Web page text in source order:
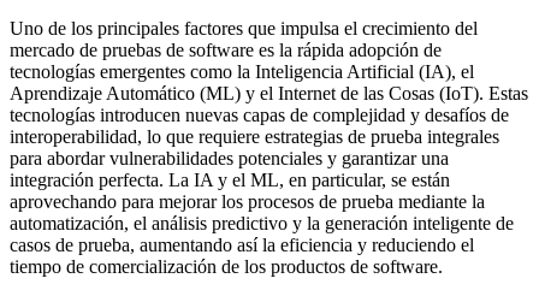
Uno de los principales factores que impulsa el crecimiento del
mercado de pruebas de software es la rápida adopción de
tecnologías emergentes como la Inteligencia Artificial (IA), el
Aprendizaje Automático (ML) y el Internet de las Cosas (IoT). Estas
tecnologías introducen nuevas capas de complejidad y desafíos de
interoperabilidad, lo que requiere estrategias de prueba integrales
para abordar vulnerabilidades potenciales y garantizar una
integración perfecta. La IA y el ML, en particular, se están
aprovechando para mejorar los procesos de prueba mediante la
automatización, el análisis predictivo y la generación inteligente de
casos de prueba, aumentando así la eficiencia y reduciendo el
tiempo de comercialización de los productos de software.